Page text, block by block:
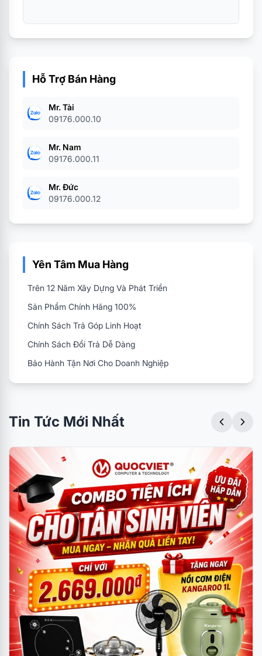
Hỗ Trợ Bán Hàng
Mr. Tài
09176.000.10
Mr. Nam
09176.000.11
Mr. Đức
09176.000.12
Yên Tâm Mua Hàng
Trên 12 Năm Xây Dựng Và Phát Triển
Sản Phẩm Chính Hãng 100%
Chính Sách Trả Góp Linh Hoạt
Chính Sách Đổi Trả Dễ Dàng
Bảo Hành Tận Nơi Cho Doanh Nghiệp
Tin Tức Mới Nhất